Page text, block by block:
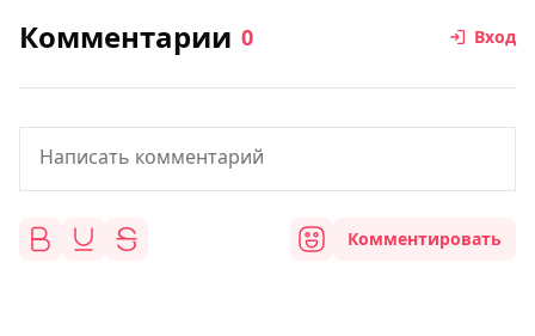
Комментарии 0 Вход
Комментировать